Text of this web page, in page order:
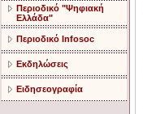
Περιοδικό "Ψηφιακή
Ελλάδα"
Περιοδικό Infosoc
Εκδηλώσεις
Ειδησεογραφία